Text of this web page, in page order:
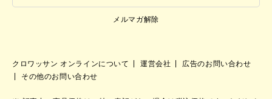
メルマガ解除
クロワッサン オンラインについて 運営会社
広告のお問い合わせ
その他のお問い合わせ